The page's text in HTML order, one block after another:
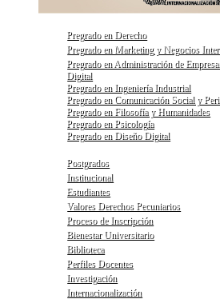
Pregrado en Derecho
Pregrado en Marketing y Negocios
Pregrado en Administración de
Digital
Pregrado en Ingeniería Industrial
Pregrado en Comunicación Social y
Pregrado en Filosofía y Humanidades
Pregrado en Psicología
Pregrado en Diseño Digital
Postgrados
Institucional
Estudiantes
Valores Derechos Pecuniarios
Proceso de Inscripción
Bienestar Universitario
Biblioteca
Perfiles Docentes
Investigación
Internacionalización